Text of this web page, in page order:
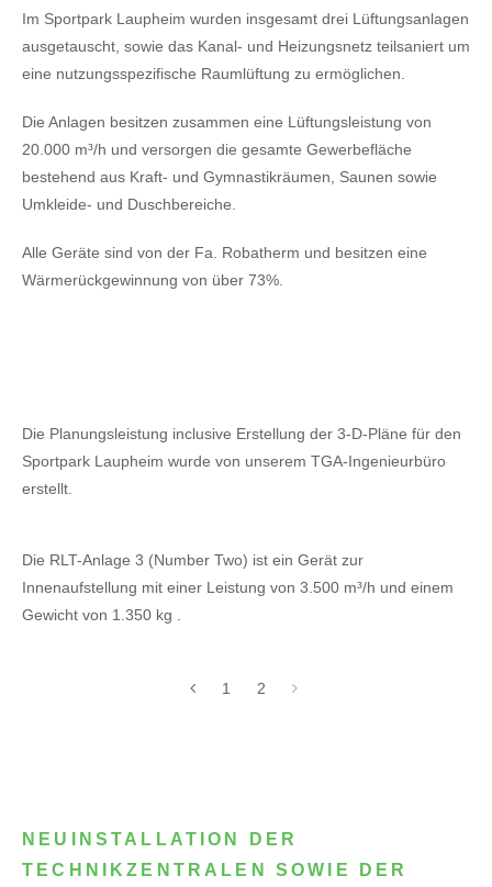
Im Sportpark Laupheim wurden insgesamt drei Lüftungsanlagen
ausgetauscht, sowie das Kanal- und Heizungsnetz teilsaniert um
eine nutzungsspezifische Raumlüftung zu ermöglichen.
Die Anlagen besitzen zusammen eine Lüftungsleistung von
20.000 m³/h und versorgen die gesamte Gewerbefläche
bestehend aus Kraft- und Gymnastikräumen, Saunen sowie
Umkleide- und Duschbereiche.
Alle Geräte sind von der Fa. Robatherm und besitzen eine
Wärmerückgewinnung von über 73%.
Die Planungsleistung inclusive Erstellung der 3-D-Pläne für den
Sportpark Laupheim wurde von unserem TGA-Ingenieurbüro
erstellt.
Die RLT-Anlage 3 (Number Two) ist ein Gerät zur
Innenaufstellung mit einer Leistung von 3.500 m³/h und einem
Gewicht von 1.350 kg .
1 2
NEUINSTALLATION DER
TECHNIKZENTRALEN SOWIE DER